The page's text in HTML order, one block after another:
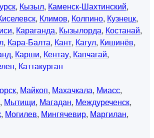
, Кызыл, Каменск-Шахтинский,
, Климов, Колпино, Кузнецк,
, Караганда, Кызылорда, Костанай,
, Кара-Балта, Кант, Кагул, Кишинёв,
, Карши, Кентау, Капчагай,
, Каттакурган
, Майкоп, Махачкала, Миасс,
, Мытищи, Магадан, Междуреченск,
, Могилев, Мингячевир, Маргилан,